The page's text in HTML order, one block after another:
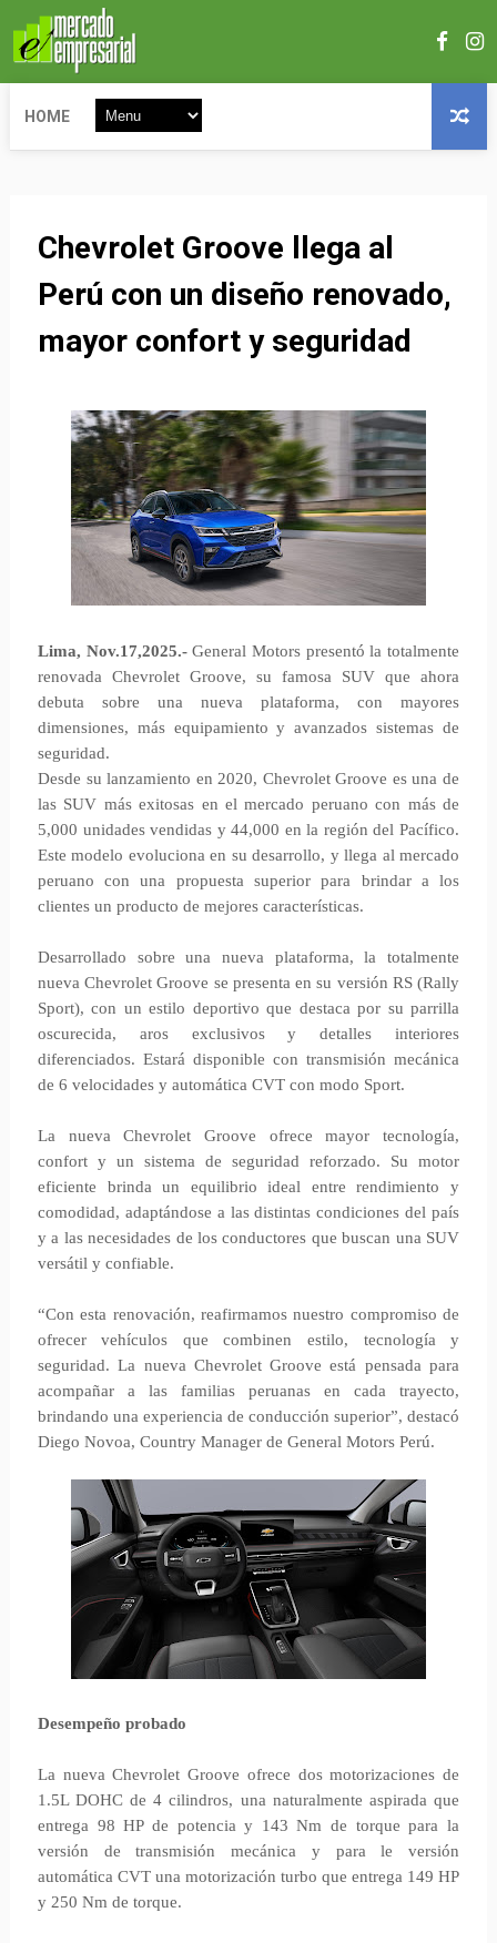
HOME
Chevrolet Groove llega al
Perú con un diseño renovado,
mayor confort y seguridad
Lima, Nov.17,2025.-General Motors presentó la totalmente
renovada Chevrolet Groove, su famosa SUV que ahora
debuta sobre una nueva plataforma, con mayores
dimensiones, más equipamiento y avanzados sistemas de
seguridad.
Desde su lanzamiento en 2020, Chevrolet Groove es una de
las SUV más exitosas en el mercado peruano con más de
5,000 unidades vendidas y 44,000 en la región del Pacífico.
Este modelo evoluciona en su desarrollo, y llega al mercado
peruano con una propuesta superior para brindar a los
clientes un producto de mejores características.
Desarrollado sobre una nueva plataforma, la totalmente
nueva Chevrolet Groove se presenta en su versión RS (Rally
Sport), con un estilo deportivo que destaca por su parrilla
oscurecida, aros exclusivos y detalles interiores
diferenciados. Estará disponible con transmisión mecánica
de 6 velocidades y automática CVT con modo Sport.
La nueva Chevrolet Groove ofrece mayor tecnología,
confort y un sistema de seguridad reforzado. Su motor
eficiente brinda un equilibrio ideal entre rendimiento y
comodidad, adaptándose a las distintas condiciones del país
y a las necesidades de los conductores que buscan una SUV
versátil y confiable.
“Con esta renovación, reafirmamos nuestro compromiso de
ofrecer vehículos que combinen estilo, tecnología y
seguridad. La nueva Chevrolet Groove está pensada para
acompañar a las familias peruanas en cada trayecto,
brindando una experiencia de conducción superior”, destacó
Diego Novoa, Country Manager de General Motors Perú.
Desempeño probado
La nueva Chevrolet Groove ofrece dos motorizaciones de
1.5L DOHC de 4 cilindros, una naturalmente aspirada que
entrega 98 HP de potencia y 143 Nm de torque para la
versión de transmisión mecánica y para le versión
automática CVT una motorización turbo que entrega 149 HP
y 250 Nm de torque.